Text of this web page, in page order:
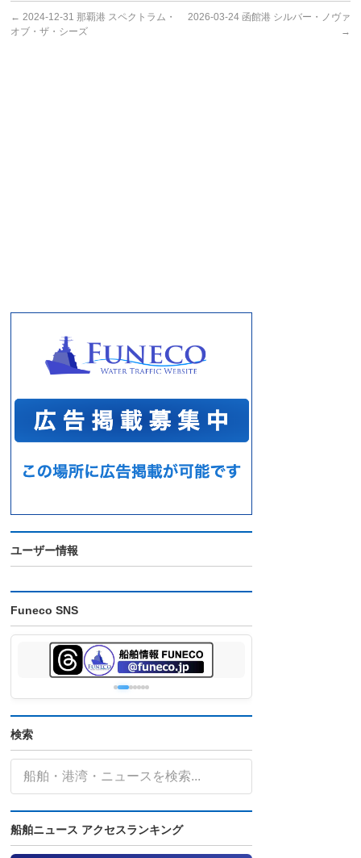
← 2024-12-31 那覇港 スペクトラム・
オブ・ザ・シーズ
2026-03-24 函館港 シルバー・ノヴァ
→
ユーザー情報
Funeco SNS
検索
船舶ニュース アクセスランキング